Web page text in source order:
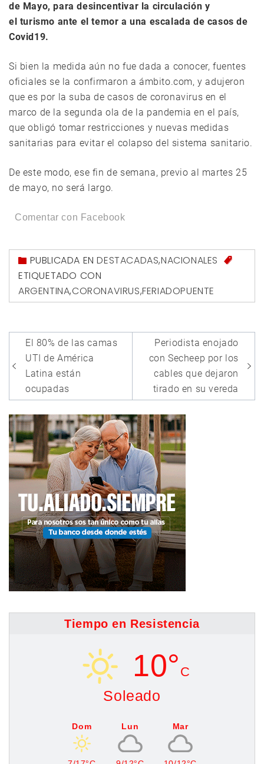
de Mayo, para desincentivar la circulación y
el turismo ante el temor a una escalada de casos de
Covid19.
Si bien la medida aún no fue dada a conocer, fuentes
oficiales se la confirmaron a ámbito.com, y adujeron
que es por la suba de casos de coronavirus en el
marco de la segunda ola de la pandemia en el país,
que obligó tomar restricciones y nuevas medidas
sanitarias para evitar el colapso del sistema sanitario.
De este modo, ese fin de semana, previo al martes 25
de mayo, no será largo.
Comentar con Facebook
PUBLICADA ENDESTACADAS,NACIONALES
ETIQUETADO CON
ARGENTINA,CORONAVIRUS,FERIADOPUENTE
Navegación
de
entradas
El 80% de las camas
UTI de América
Latina están
ocupadas
Periodista enojado
con Secheep por los
cables que dejaron
tirado en su vereda
Tiempo en Resistencia
10° C
Soleado
Dom Lun Mar